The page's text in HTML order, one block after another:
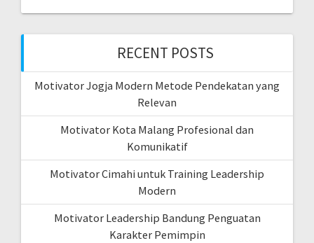
RECENT POSTS
Motivator Jogja Modern Metode Pendekatan yang
Relevan
Motivator Kota Malang Profesional dan
Komunikatif
Motivator Cimahi untuk Training Leadership
Modern
Motivator Leadership Bandung Penguatan
Karakter Pemimpin